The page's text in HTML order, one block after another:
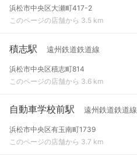
浜松市中央区大瀬町417-2
このページの店舗から 3.5 km
積志駅 遠州鉄道鉄道線
浜松市中央区積志町814
このページの店舗から 3.6 km
自動車学校前駅 遠州鉄道鉄道線
浜松市中央区有玉南町1739
このページの店舗から 3.7 km